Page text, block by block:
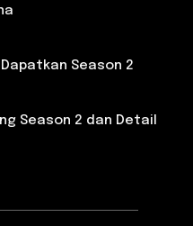
Season 2
Season 2 dan Detail